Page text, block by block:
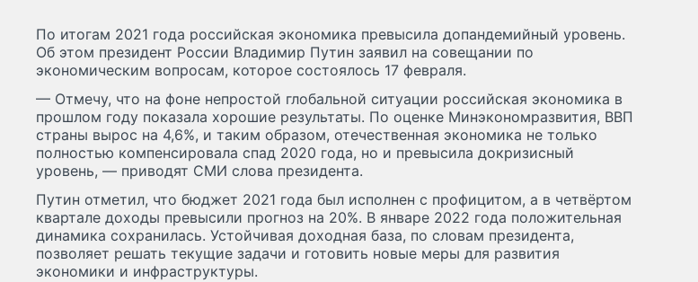
По итогам 2021 года российская экономика превысила допандемийный уровень.
Об этом президент России Владимир Путин заявил на совещании по
экономическим вопросам, которое состоялось 17 февраля.
— Отмечу, что на фоне непростой глобальной ситуации российская экономика в
прошлом году показала хорошие результаты. По оценке Минэкономразвития, ВВП
страны вырос на 4,6%, и таким образом, отечественная экономика не только
полностью компенсировала спад 2020 года, но и превысила докризисный
уровень, — приводят СМИ слова президента.
Путин отметил, что бюджет 2021 года был исполнен с профицитом, а в четвёртом
квартале доходы превысили прогноз на 20%. В январе 2022 года положительная
динамика сохранилась. Устойчивая доходная база, по словам президента,
позволяет решать текущие задачи и готовить новые меры для развития
экономики и инфраструктуры.